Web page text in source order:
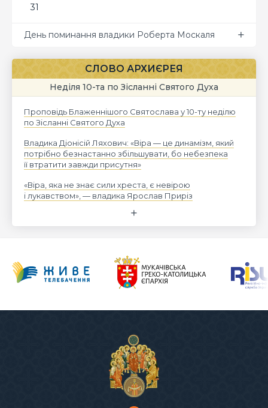
31
День поминання владики Роберта Москаля
СЛОВО АРХИЄРЕЯ
Неділя 10-та по Зісланні Святого Духа
Проповідь Блаженнішого Святослава у 10-ту неділю
по Зісланні Святого Духа
Владика Діонісій Ляхович: «Віра — це динамізм, який
потрібно безнастанно збільшувати, бо небезпека
її втратити завжди присутня»
«Віра, яка не знає сили хреста, є невірою
і лукавством», — владика Ярослав Приріз